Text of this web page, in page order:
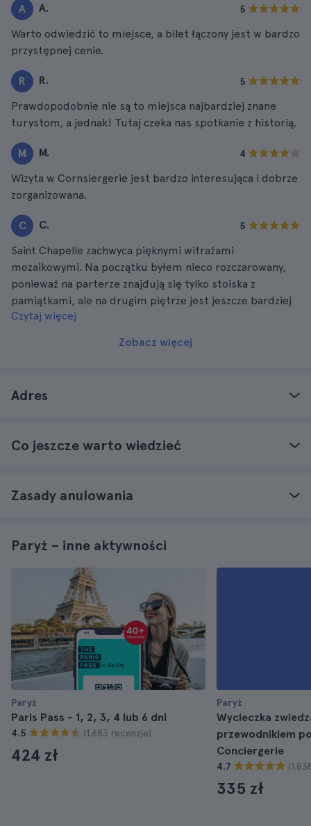
A A. 5
Warto odwiedzić to miejsce, a bilet łączony jest w bardzo
przystępnej cenie.
R R. 5
Prawdopodobnie nie są to miejsca najbardziej znane
turystom, a jednak! Tutaj czeka nas spotkanie z historią.
M M. 4
Wizyta w Cornsiergerie jest bardzo interesująca i dobrze
zorganizowana.
C C. 5
Saint Chapelle zachwyca pięknymi witrażami
mozaikowymi. Na początku byłem nieco rozczarowany,
ponieważ na parterze znajdują się tylko stoiska z
pamiątkami, ale na drugim piętrze jest jeszcze bardziej
imponująca dzięki pięknym witrażom mozaikowym.
Czytaj więcej
Zobacz więcej
Adres
Co jeszcze warto wiedzieć
Zasady anulowania
Paryż – inne aktywności
Paryż
Paris Pass - 1, 2, 3, 4 lub 6 dni
4.5 (1.683 recenzje)
424 zł
Paryż
Wycieczka
przewodnikiem
Conciergerie
4.7
335 zł